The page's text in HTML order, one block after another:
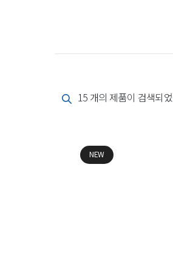
15 개의 제품이 검색되
NEW